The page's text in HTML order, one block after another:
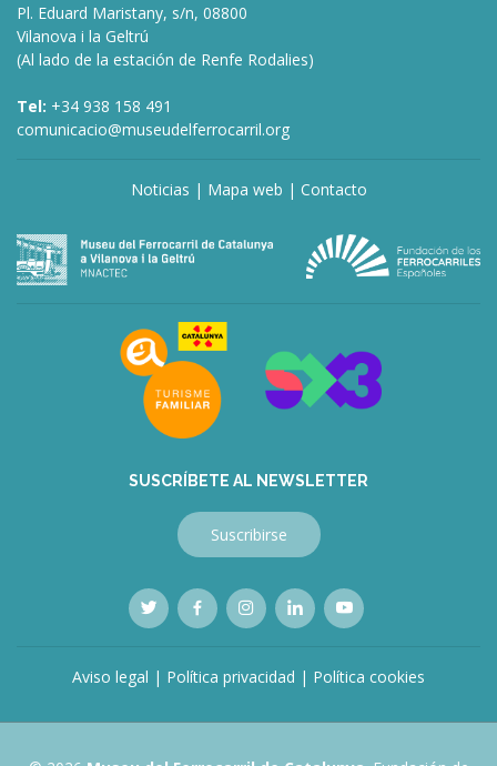
Pl. Eduard Maristany, s/n, 08800
Vilanova i la Geltrú
(Al lado de la estación de Renfe Rodalies)
Tel: +34 938 158 491
comunicacio@museudelferrocarril.org
Noticias | Mapa web | Contacto
SUSCRÍBETE AL NEWSLETTER
Suscribirse
Aviso legal | Política privacidad | Política cookies